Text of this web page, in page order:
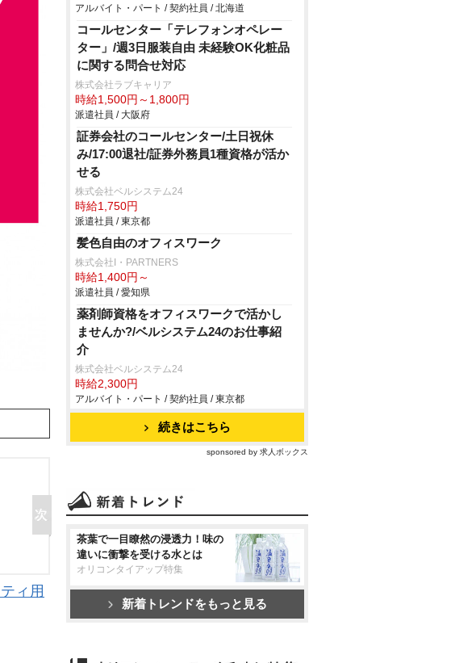
ィ用
アルバイト・パート / 契約社員 / 北海道
コールセンター「テレフォンオペレー
ター」/週3日服装自由 未経験OK化粧品
に関する問合せ対応
株式会社ラブキャリア
時給1,500円～1,800円
派遣社員 / 大阪府
証券会社のコールセンター/土日祝休
み/17:00退社/証券外務員1種資格が活か
せる
株式会社ベルシステム24
時給1,750円
派遣社員 / 東京都
髪色自由のオフィスワーク
株式会社I・PARTNERS
時給1,400円～
派遣社員 / 愛知県
薬剤師資格をオフィスワークで活かし
ませんか?/ベルシステム24のお仕事紹
介
株式会社ベルシステム24
時給2,300円
アルバイト・パート / 契約社員 / 東京都
続きはこちら
sponsored by 求人ボックス
茶葉で一目瞭然の浸透力！味の
違いに衝撃を受ける水とは
オリコンタイアップ特集
新着トレンドをもっと見る